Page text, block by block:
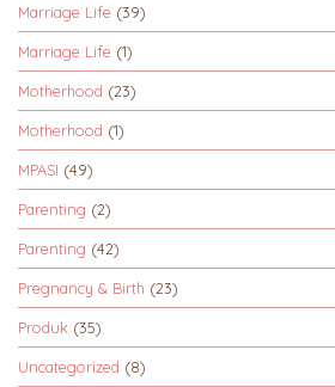
Marriage Life (39)
Marriage Life (1)
Motherhood (23)
Motherhood (1)
MPASI (49)
Parenting (2)
Parenting (42)
Pregnancy & Birth (23)
Produk (35)
Uncategorized (8)